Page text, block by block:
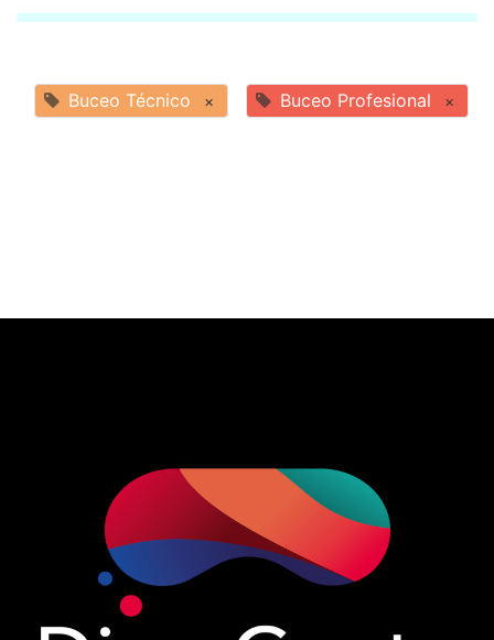
Buceo Técnico × Buceo Profesional ×